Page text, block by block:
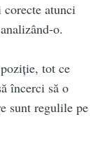
atunci
o.
tot ce
încerci să o
sunt regulile pe